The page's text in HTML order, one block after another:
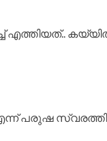
എത്തിയത്..
എന്ന് പരുഷ